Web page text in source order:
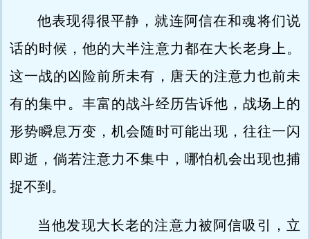
他表现得很平静，就连阿信在和魂将们说
话的时候，他的大半注意力都在大长老身上。
这一战的凶险前所未有，唐天的注意力也前未
有的集中。丰富的战斗经历告诉他，战场上的
形势瞬息万变，机会随时可能出现，往往一闪
即逝，倘若注意力不集中，哪怕机会出现也捕
捉不到。
当他发现大长老的注意力被阿信吸引，立